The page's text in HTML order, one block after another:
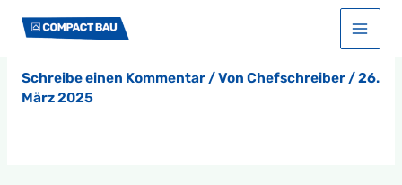
InhaltStart Unternehmen
Schreibe einen Kommentar / Von Chefschreiber /26.
März 2025